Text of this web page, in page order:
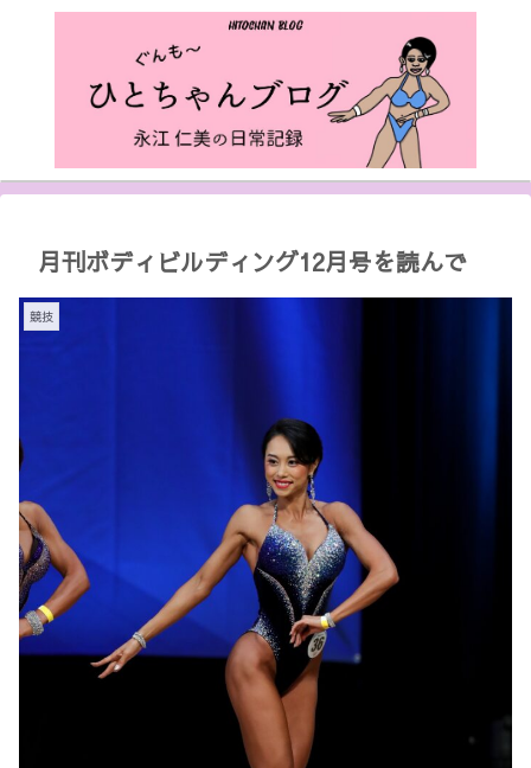
月刊ボディビルディング12月号を読んで
競技